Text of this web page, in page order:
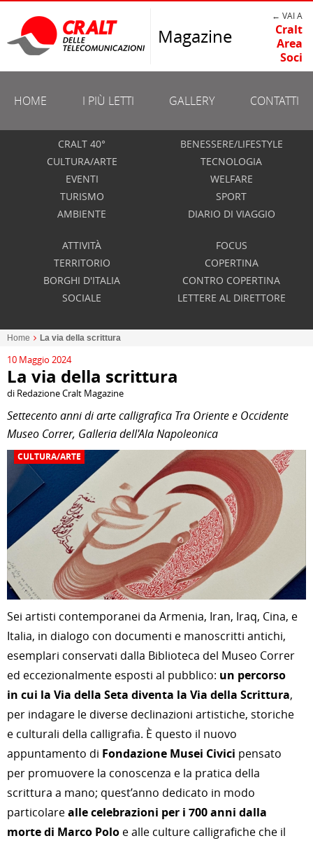
Magazine
← VAI A
Cralt
Area
Soci
HOME I PIÙ LETTI GALLERY CONTATTI
CRALT 40°
CULTURA/ARTE
EVENTI
TURISMO
AMBIENTE
BENESSERE/LIFESTYLE
TECNOLOGIA
WELFARE
SPORT
DIARIO DI VIAGGIO
ATTIVITÀ
TERRITORIO
BORGHI D'ITALIA
SOCIALE
FOCUS
COPERTINA
CONTRO COPERTINA
LETTERE AL DIRETTORE
Home La via della scrittura
10 Maggio 2024
La via della scrittura
di Redazione Cralt Magazine
Settecento anni di arte calligrafica Tra Oriente e Occidente
Museo Correr, Galleria dell'Ala Napoleonica
CULTURA/ARTE
Sei artisti contemporanei da Armenia, Iran, Iraq, Cina, e
Italia, in dialogo con documenti e manoscritti antichi,
esemplari conservati dalla Biblioteca del Museo Correr
ed eccezionalmente esposti al pubblico: un percorso
in cui la Via della Seta diventa la Via della Scrittura,
per indagare le diverse declinazioni artistiche, storiche
e culturali della calligrafia. È questo il nuovo
appuntamento di Fondazione Musei Civici pensato
per promuovere la conoscenza e la pratica della
scrittura a mano; quest’anno dedicato in modo
particolarealle celebrazioni per i 700 anni dalla
morte di Marco Polo e alle culture calligrafiche che il